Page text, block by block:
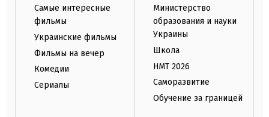
Самые интересные
фильмы
Украинские фильмы
Фильмы на вечер
Комедии
Сериалы
Министерство
образования и науки
Украины
Школа
НМТ 2026
Саморазвитие
Обучение за границей